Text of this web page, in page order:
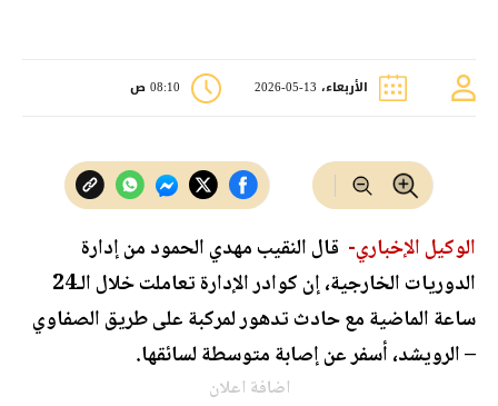
الأربعاء، 13-05-2026 08:10 ص
الوكيل الإخباري- قال النقيب مهدي الحمود من إدارة
الدوريات الخارجية، إن كوادر الإدارة تعاملت خلال الـ24
ساعة الماضية مع حادث تدهور لمركبة على طريق الصفاوي
– الرويشد، أسفر عن إصابة متوسطة لسائقها.
اضافة اعلان